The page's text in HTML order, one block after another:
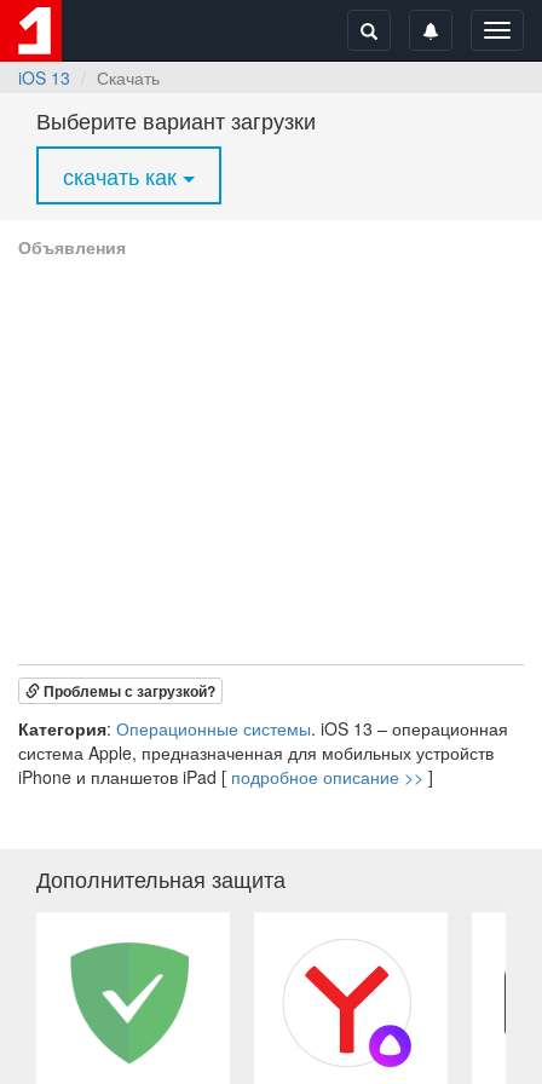
iOS 13
Скачать
Выберите вариант загрузки
скачать как
Объявления
Проблемы с загрузкой?
Категория: Операционные системы. iOS 13 – операционная
система Apple, предназначенная для мобильных устройств
iPhone и планшетов iPad [ подробное описание >> ]
Дополнительная защита